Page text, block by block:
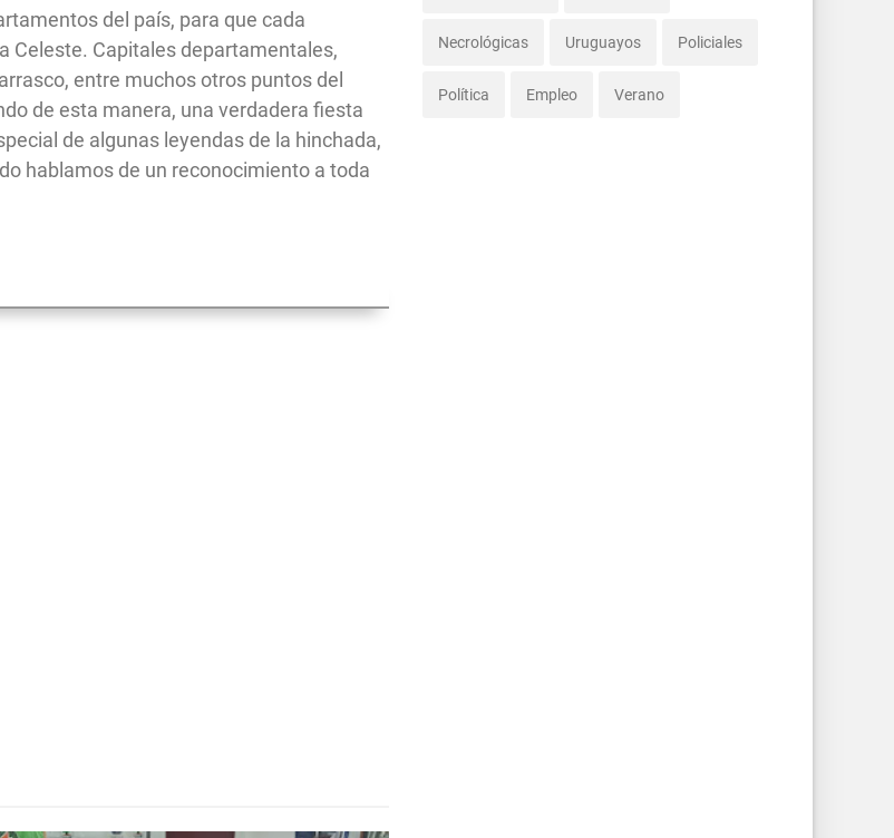
del país, para que cada
Celeste. Capitales departamentales,
entre muchos otros puntos del
de esta manera, una verdadera fiesta
de algunas leyendas de la hinchada,
hablamos de un reconocimiento a toda
Necrológicas Uruguayos Policiales
Política Empleo Verano